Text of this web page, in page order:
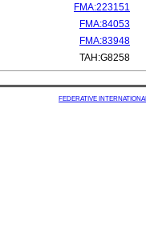
FMA:223151
FMA:84053
FMA:83948
TAH:G8258
FEDERATIVE